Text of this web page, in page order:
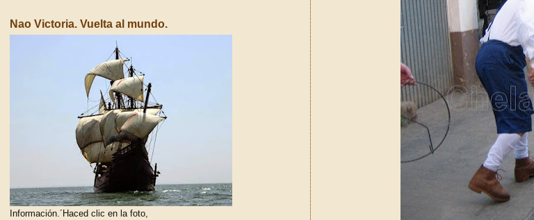
Nao Victoria. Vuelta al mundo.
Información.´Haced clic en la foto,